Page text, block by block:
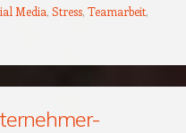
Media, Stress, Teamarbeit,